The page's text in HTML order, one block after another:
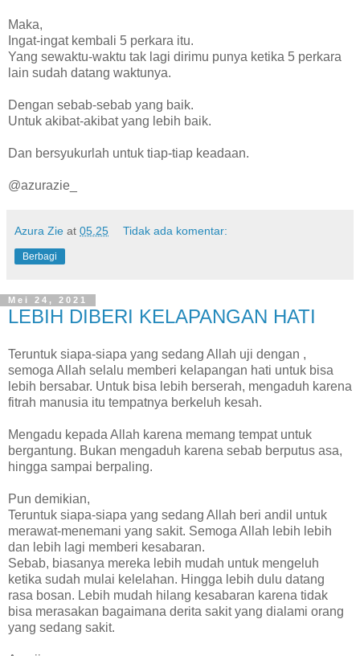
Maka,
Ingat-ingat kembali 5 perkara itu.
Yang sewaktu-waktu tak lagi dirimu punya ketika 5 perkara
lain sudah datang waktunya.
Dengan sebab-sebab yang baik.
Untuk akibat-akibat yang lebih baik.
Dan bersyukurlah untuk tiap-tiap keadaan.
@azurazie_
Azura Zie at 05.25 Tidak ada komentar:
Berbagi
Mei 24, 2021
LEBIH DIBERI KELAPANGAN HATI
Teruntuk siapa-siapa yang sedang Allah uji dengan ,
semoga Allah selalu memberi kelapangan hati untuk bisa
lebih bersabar. Untuk bisa lebih berserah, mengaduh karena
fitrah manusia itu tempatnya berkeluh kesah.
Mengadu kepada Allah karena memang tempat untuk
bergantung. Bukan mengaduh karena sebab berputus asa,
hingga sampai berpaling.
Pun demikian,
Teruntuk siapa-siapa yang sedang Allah beri andil untuk
merawat-menemani yang sakit. Semoga Allah lebih lebih
dan lebih lagi memberi kesabaran.
Sebab, biasanya mereka lebih mudah untuk mengeluh
ketika sudah mulai kelelahan. Hingga lebih dulu datang
rasa bosan. Lebih mudah hilang kesabaran karena tidak
bisa merasakan bagaimana derita sakit yang dialami orang
yang sedang sakit.